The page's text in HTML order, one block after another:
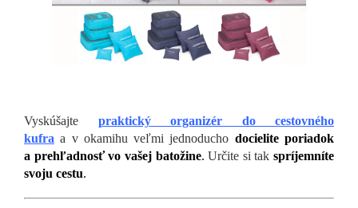
Vyskúšajte praktický organizér do cestovného
kufra a v okamihu veľmi jednoducho docielite poriadok
a prehľadnosť vo vašej batožine. Určite si tak spríjemníte
svoju cestu.